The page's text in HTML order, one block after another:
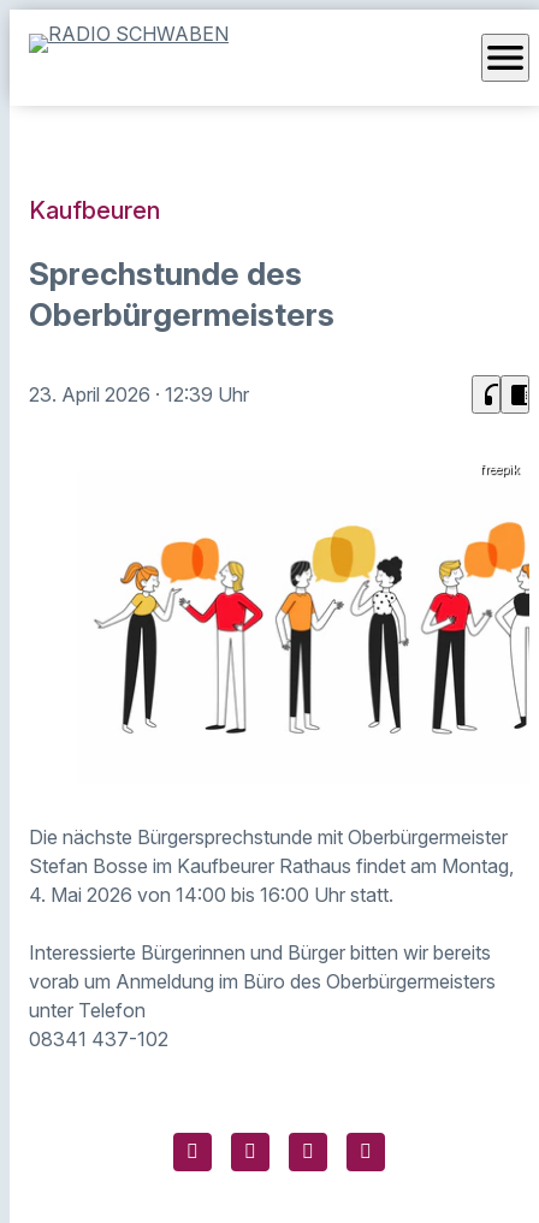
menu
Kaufbeuren
Sprechstunde des
Oberbürgermeisters
23. April 2026 · 12:39 Uhr headphones chrome_reader_mode
freepik
Die nächste Bürgersprechstunde mit Oberbürgermeister
Stefan Bosse im Kaufbeurer Rathaus findet am Montag,
4. Mai 2026 von 14:00 bis 16:00 Uhr statt.
Interessierte Bürgerinnen und Bürger bitten wir bereits
vorab um Anmeldung im Büro des Oberbürgermeisters
unter Telefon
08341 437-102